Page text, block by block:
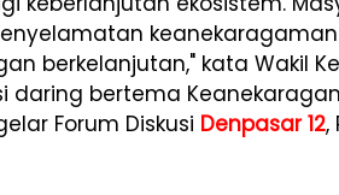
berkelanjutan," kata Wakil
daring bertema
Forum Diskusi Denpasar 12,